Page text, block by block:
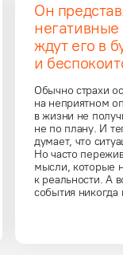
Он
ждут его в
и
Обычно страхи
на неприятном
в жизни не
не по плану. И
думает, что
Но часто
мысли, которые
к реальности. А
события никогда